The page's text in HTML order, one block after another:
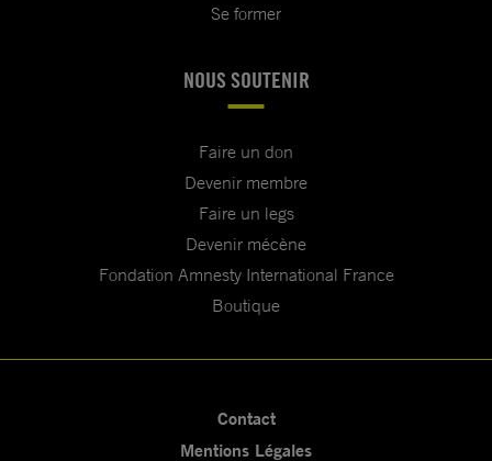
Se former
NOUS SOUTENIR
Faire un don
Devenir membre
Faire un legs
Devenir mécène
Fondation Amnesty International France
Boutique
Contact
Mentions Légales